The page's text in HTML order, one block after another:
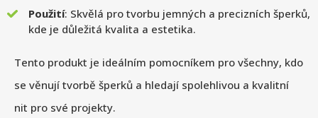
Použití: Skvělá pro tvorbu jemných a precizních šperků,
kde je důležitá kvalita a estetika.
Tento produkt je ideálním pomocníkem pro všechny, kdo
se věnují tvorbě šperků a hledají spolehlivou a kvalitní
nit pro své projekty.